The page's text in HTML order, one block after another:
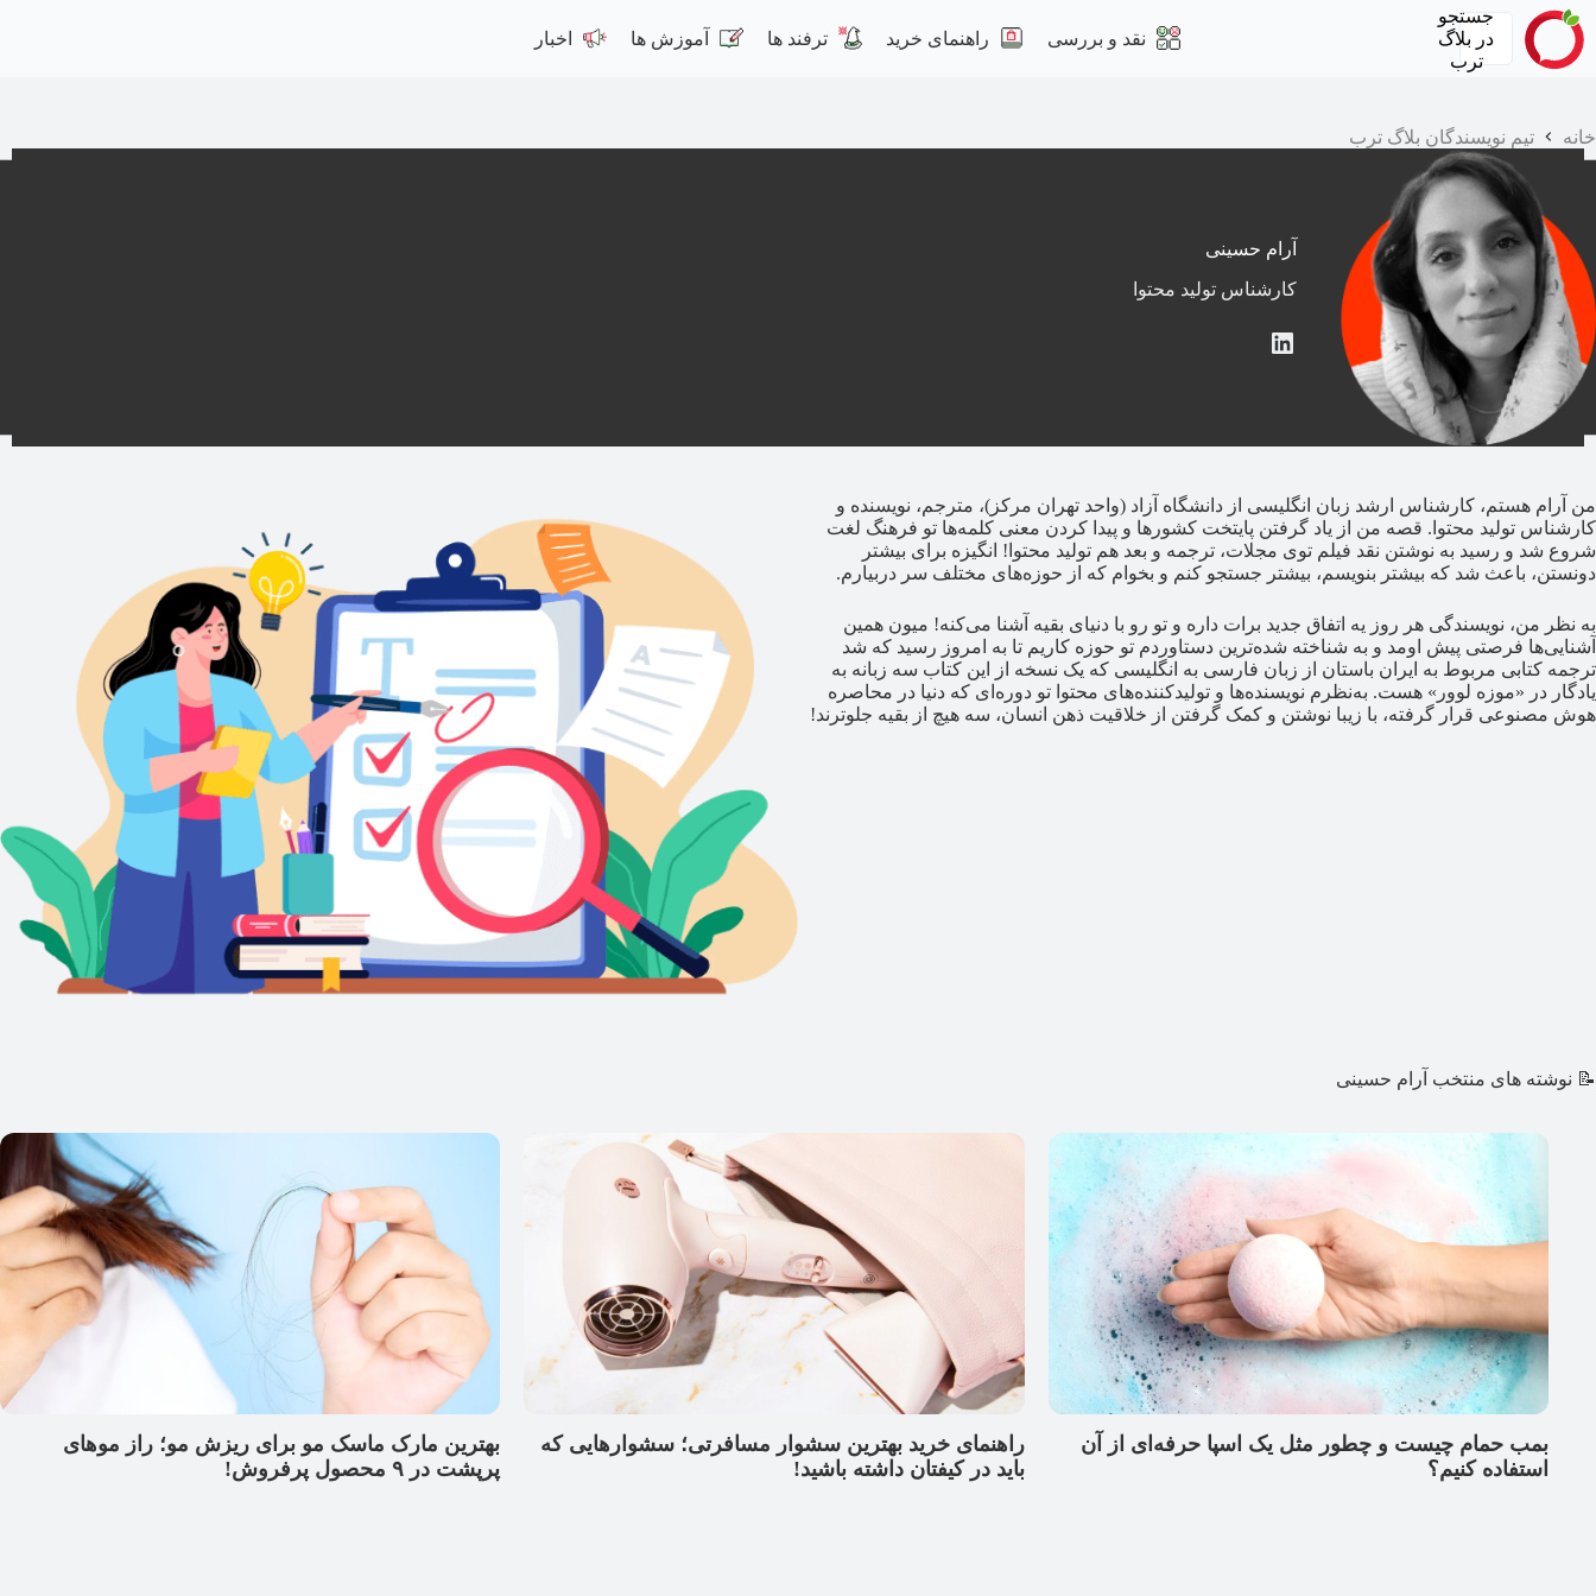
پرش
به
محتوا
جستجو
در بلاگ
ترب
نقد و بررسی راهنمای خرید ترفند ها آموزش ها اخبار
خانه تیم نویسندگان بلاگ ترب
آرام حسینی
کارشناس تولید محتوا
لینکداین
من آرام هستم، کارشناس ارشد زبان انگلیسی از دانشگاه آزاد (واحد تهران مرکز)، مترجم، نویسنده و
کارشناس تولید محتوا. قصه من از یاد گرفتن پایتخت کشورها و پیدا کردن معنی کلمه‌ها تو فرهنگ لغت
شروع شد و رسید به نوشتن نقد فیلم توی مجلات، ترجمه و بعد هم تولید محتوا! انگیزه برای بیشتر
دونستن، باعث شد که بیشتر بنویسم، بیشتر جستجو کنم و بخوام که از حوزه‌های مختلف سر دربیارم.
به نظر من، نویسندگی هر روز یه اتفاق جدید برات داره و تو رو با دنیای بقیه آشنا می‌کنه! میون همین
آشنایی‌ها فرصتی پیش اومد و به شناخته شده‌ترین دستاوردم تو حوزه کاریم تا به امروز رسید که شد
ترجمه کتابی مربوط به ایران باستان از زبان فارسی به انگلیسی که یک نسخه از این کتاب سه زبانه به
یادگار در «موزه لوور» هست. به‌نظرم نویسنده‌ها و تولیدکننده‌های محتوا تو دوره‌ای که دنیا در محاصره
هوش مصنوعی قرار گرفته، با زیبا نوشتن و کمک گرفتن از خلاقیت ذهن انسان، سه هیچ از بقیه جلوترند!
📝 نوشته های منتخب آرام حسینی
بمب حمام چیست و چطور مثل یک اسپا حرفه‌ای از آن‌
استفاده کنیم؟
راهنمای خرید بهترین سشوار مسافرتی؛ سشوارهایی که
باید در کیفتان داشته باشید!
بهترین مارک ماسک مو برای ریزش مو؛ راز موهای
پرپشت در ۹ محصول پرفروش!